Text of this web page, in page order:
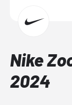
Nike
2024